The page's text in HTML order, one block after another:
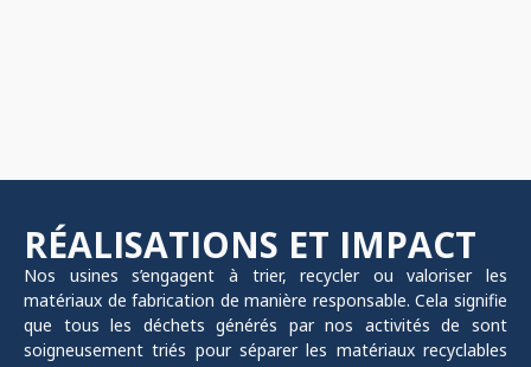
RÉALISATIONS ET IMPACT
Nos usines s’engagent à trier, recycler ou valoriser les
matériaux de fabrication de manière responsable. Cela signifie
que tous les déchets générés par nos activités de sont
soigneusement triés pour séparer les matériaux recyclables